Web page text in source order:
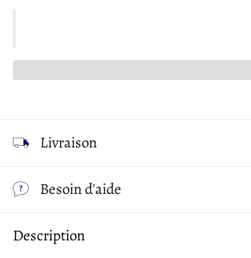
Livraison
Besoin d'aide
Description